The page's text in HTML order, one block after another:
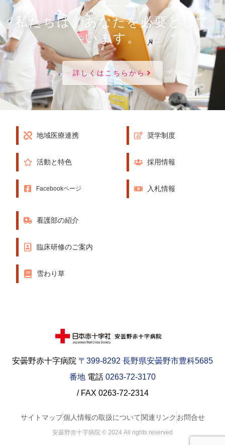
私たちは、あなたを必要として
います。
詳しくはこちらから
地域医療連携
活動と特色
Facebookページ
奨学制度
採用情報
入札情報
看護部の紹介
臨床研修のご案内
雪わり草
安曇野赤十字病院 〒399-8292 長野県安曇野市豊科5685
番地 電話 0263-72-3170
/ FAX 0263-72-2314
サイトマップ個人情報の取扱について 関連リンク お問合せ
安曇野赤十字病院 © 2024 All rights reserved